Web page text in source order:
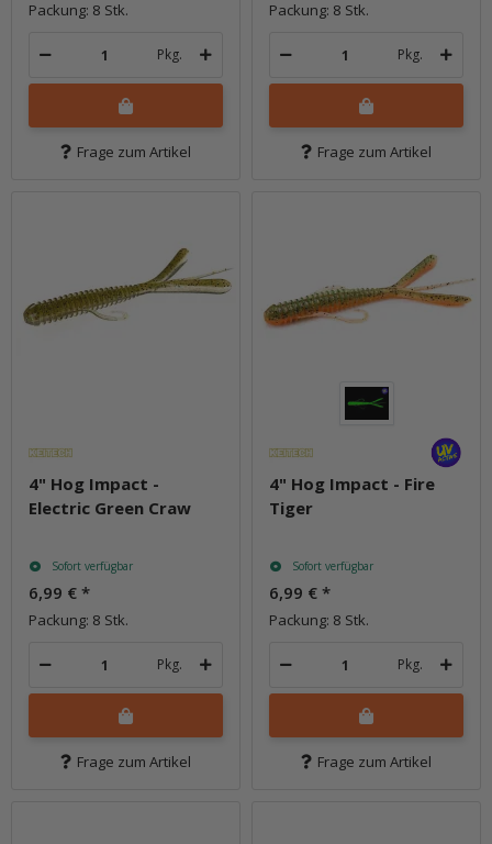
Packung: 8 Stk.
Pkg.
Frage zum Artikel
Packung: 8 Stk.
Pkg.
Frage zum Artikel
4" Hog Impact -
Electric Green Craw
Sofort verfügbar
6,99 € *
Packung: 8 Stk.
Pkg.
Frage zum Artikel
4" Hog Impact - Fire
Tiger
Sofort verfügbar
6,99 € *
Packung: 8 Stk.
Pkg.
Frage zum Artikel